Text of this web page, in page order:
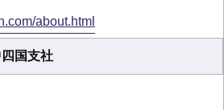
about.html
国支社